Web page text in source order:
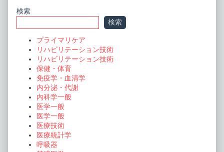
の
Primary
Sidebar
検索
検索
プライマリケア
リハビリテーション技術
リハビリテーション技術
保健・体育
免疫学・血清学
内分泌・代謝
内科学一般
医学一般
医学一般
医療技術
医療統計学
呼吸器